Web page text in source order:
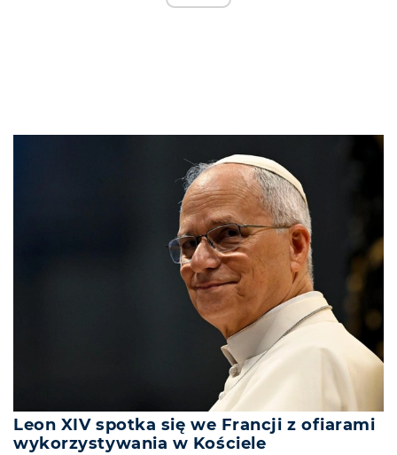
Leon XIV spotka się we Francji z ofiarami
wykorzystywania w Kościele